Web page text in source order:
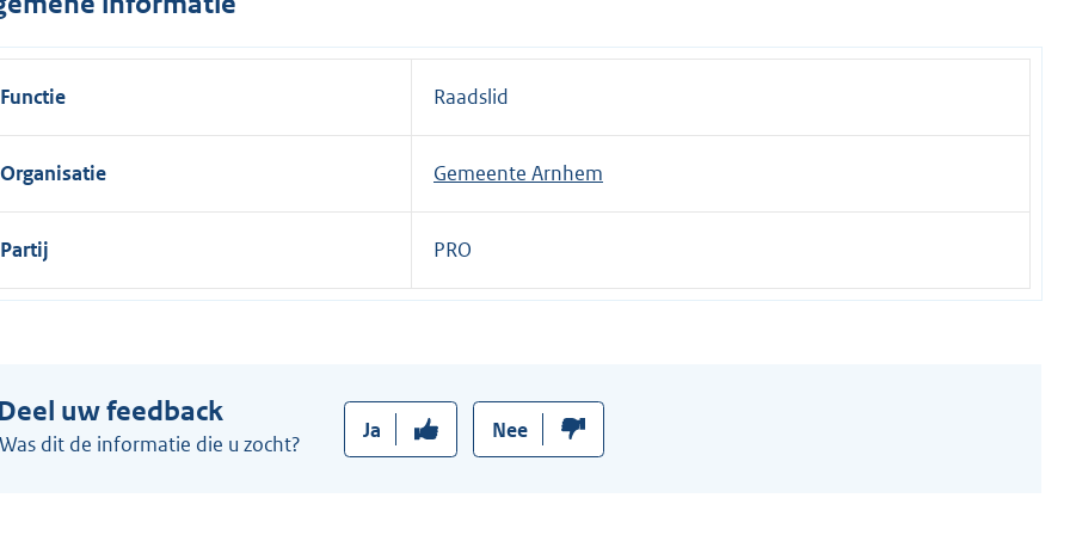
e
n
:
Functie Raadslid
Organisatie Gemeente Arnhem
Partij PRO
uw feedback
Was dit de informatie die u zocht?
Ja Nee